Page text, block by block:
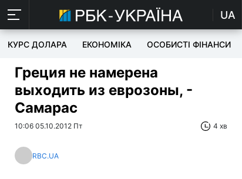
UA
КУРС ДОЛАРА ЕКОНОМІКА ОСОБИСТІ ФІНАНСИ
Греция не намерена
выходить из еврозоны, -
Самарас
10:06 05.10.2012 Пт 4 хв
RBC.UA